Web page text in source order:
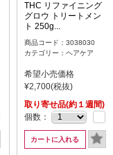
THC リファイニング
グロウ トリートメン
ト 250g...
商品コード：3038030
カテゴリー：ヘアケア
希望小売価格
¥2,700(税抜)
取り寄せ品(約１週間)
個数：
カートに入れる